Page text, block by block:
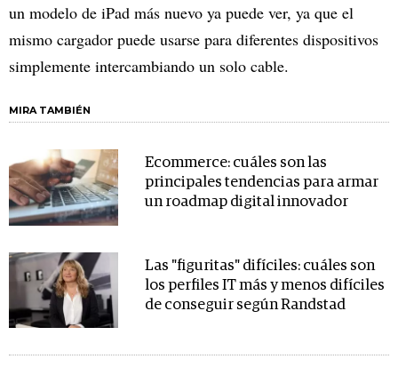
un modelo de iPad más nuevo ya puede ver, ya que el
mismo cargador puede usarse para diferentes dispositivos
simplemente intercambiando un solo cable.
MIRA TAMBIÉN
Ecommerce: cuáles son las
principales tendencias para armar
un roadmap digital innovador
Las "figuritas" difíciles: cuáles son
los perfiles IT más y menos difíciles
de conseguir según Randstad